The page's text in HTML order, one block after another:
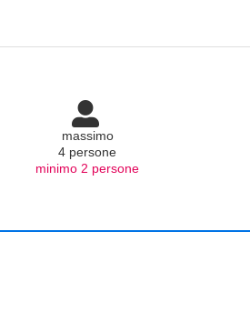
massimo
4 persone
minimo 2 persone